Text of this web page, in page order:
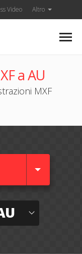
Video Altro
a AU
MXF